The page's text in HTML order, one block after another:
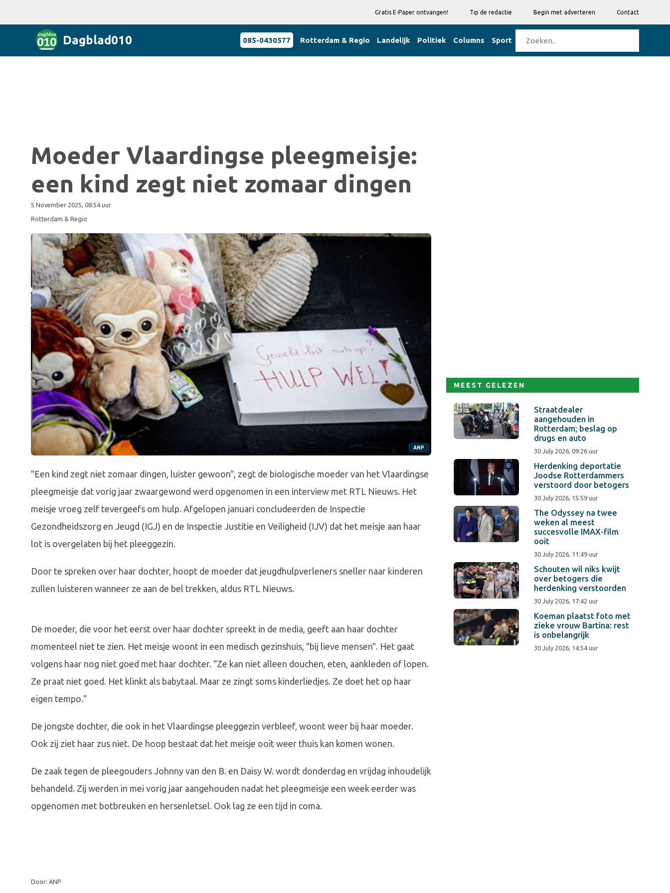
Gratis E-Paper ontvangen! Tip de redactie Begin met adverteren Contact
Dagblad010 085-0430577 Rotterdam & Regio Landelijk Politiek Columns Sport
Moeder Vlaardingse pleegmeisje:
een kind zegt niet zomaar dingen
5 November 2025, 08:54 uur
Rotterdam & Regio
ANP
"Een kind zegt niet zomaar dingen, luister gewoon", zegt de biologische moeder van het Vlaardingse
pleegmeisje dat vorig jaar zwaargewond werd opgenomen in een interview met RTL Nieuws. Het
meisje vroeg zelf tevergeefs om hulp. Afgelopen januari concludeerden de Inspectie
Gezondheidszorg en Jeugd (IGJ) en de Inspectie Justitie en Veiligheid (IJV) dat het meisje aan haar
lot is overgelaten bij het pleeggezin.
Door te spreken over haar dochter, hoopt de moeder dat jeugdhulpverleners sneller naar kinderen
zullen luisteren wanneer ze aan de bel trekken, aldus RTL Nieuws.
De moeder, die voor het eerst over haar dochter spreekt in de media, geeft aan haar dochter
momenteel niet te zien. Het meisje woont in een medisch gezinshuis, "bij lieve mensen". Het gaat
volgens haar nog niet goed met haar dochter. "Ze kan niet alleen douchen, eten, aankleden of lopen.
Ze praat niet goed. Het klinkt als babytaal. Maar ze zingt soms kinderliedjes. Ze doet het op haar
eigen tempo."
De jongste dochter, die ook in het Vlaardingse pleeggezin verbleef, woont weer bij haar moeder.
Ook zij ziet haar zus niet. De hoop bestaat dat het meisje ooit weer thuis kan komen wonen.
De zaak tegen de pleegouders Johnny van den B. en Daisy W. wordt donderdag en vrijdag inhoudelijk
behandeld. Zij werden in mei vorig jaar aangehouden nadat het pleegmeisje een week eerder was
opgenomen met botbreuken en hersenletsel. Ook lag ze een tijd in coma.
Door: ANP
MEEST GELEZEN
Straatdealer
aangehouden in
Rotterdam; beslag op
drugs en auto
30 July 2026, 09:26 uur
Herdenking deportatie
Joodse Rotterdammers
verstoord door betogers
30 July 2026, 15:59 uur
The Odyssey na twee
weken al meest
succesvolle IMAX-film
ooit
30 July 2026, 11:49 uur
Schouten wil niks kwijt
over betogers die
herdenking verstoorden
30 July 2026, 17:42 uur
Koeman plaatst foto met
zieke vrouw Bartina: rest
is onbelangrijk
30 July 2026, 14:54 uur